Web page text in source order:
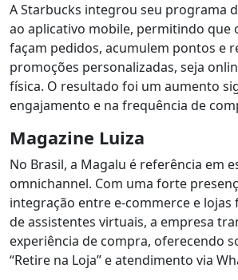
A Starbucks integrou seu programa
ao aplicativo mobile, permitindo que
façam pedidos, acumulem pontos e
promoções personalizadas, seja
física. O resultado foi um aumento
engajamento e na frequência de
Magazine Luiza
No Brasil, a Magalu é referência em
omnichannel. Com uma forte
integração entre e-commerce e lojas
de assistentes virtuais, a empresa
experiência de compra, oferecendo
“Retire na Loja” e atendimento via